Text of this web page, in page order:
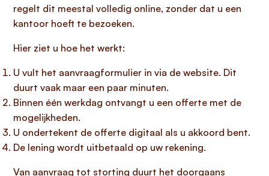
regelt dit meestal volledig online, zonder dat u een
kantoor hoeft te bezoeken.
Hier ziet u hoe het werkt:
U vult het aanvraagformulier in via de website. Dit
duurt vaak maar een paar minuten.
Binnen één werkdag ontvangt u een offerte met de
mogelijkheden.
U ondertekent de offerte digitaal als u akkoord bent.
De lening wordt uitbetaald op uw rekening.
Van aanvraag tot storting duurt het doorgaans